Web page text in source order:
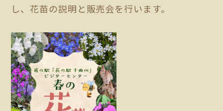
し、花苗の説明と販売会を行います。